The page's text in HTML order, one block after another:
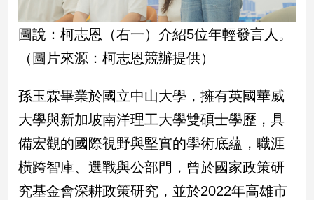
社
會/
方
冠
病
毒
專
區
圖說：柯志恩（右一）介紹5位年輕發言人。
（圖片來源：柯志恩競辦提供）
孫玉霖畢業於國立中山大學，擁有英國華威
大學與新加坡南洋理工大學雙碩士學歷，具
備宏觀的國際視野與堅實的學術底蘊，職涯
橫跨智庫、選戰與公部門，曾於國家政策研
究基金會深耕政策研究，並於2022年高雄市